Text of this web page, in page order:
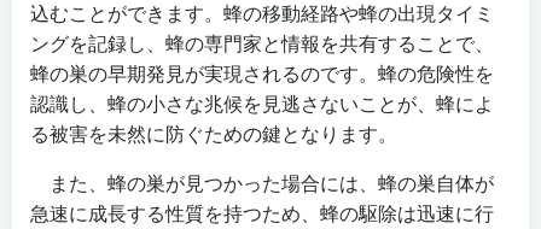
込むことができます。蜂の移動経路や蜂の出現タイミ
ングを記録し、蜂の専門家と情報を共有することで、
蜂の巣の早期発見が実現されるのです。蜂の危険性を
認識し、蜂の小さな兆候を見逃さないことが、蜂によ
る被害を未然に防ぐための鍵となります。
また、蜂の巣が見つかった場合には、蜂の巣自体が
急速に成長する性質を持つため、蜂の駆除は迅速に行